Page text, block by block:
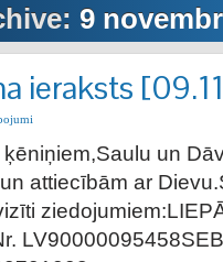
9
ieraksts
un
attiecībām ar
LV90000095458SEB